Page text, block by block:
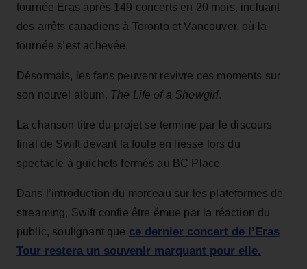
tournée Eras après 149 concerts en 20 mois, incluant
des arrêts canadiens à Toronto et Vancouver, où la
tournée s’est achevée.
Désormais, les fans peuvent revivre ces moments sur
son nouvel album, The Life of a Showgirl.
La chanson titre du projet se termine par le discours
final de Swift devant la foule en liesse lors du
spectacle à guichets fermés au BC Place.
Dans l’introduction du morceau sur les plateformes de
streaming, Swift confie être émue par la réaction du
public, soulignant que ce dernier concert de l’Eras
Tour restera un souvenir marquant pour elle.